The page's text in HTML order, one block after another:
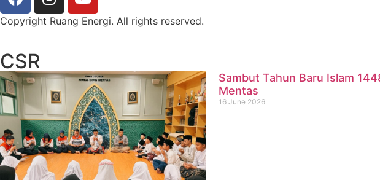
Copyright Ruang Energi. All rights reserved.
CSR
Sambut Tahun Baru Islam
Mentas
16 June 2026